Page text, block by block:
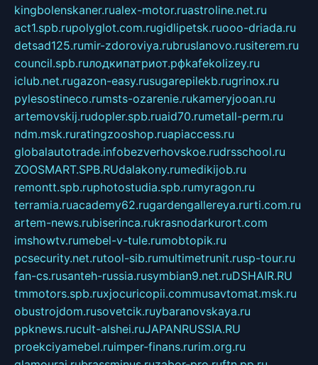
kingbolenskaner.rualex-motor.ruastroline.net.ru
act1.spb.rupolyglot.com.rugidlipetsk.ruooo-driada.ru
detsad125.rumir-zdoroviya.rubruslanovo.rusiterem.ru
council.spb.ruлодкипатриот.рфkafekolizey.ru
iclub.net.rugazon-easy.rusugarepilekb.rugrinox.ru
pylesostineco.rumsts-ozarenie.rukameryjooan.ru
artemovskij.rudopler.spb.ruaid70.rumetall-perm.ru
ndm.msk.ruratingzooshop.ruapiaccess.ru
globalautotrade.infobezverhovskoe.rudrsschool.ru
ZOOSMART.SPB.RUdalakony.rumedikijob.ru
remontt.spb.ruphotostudia.spb.rumyragon.ru
terramia.ruacademy62.rugardengallereya.rurti.com.ru
artem-news.rubiserinca.rukrasnodarkurort.com
imshowtv.rumebel-v-tule.rumobtopik.ru
pcsecurity.net.rutool-sib.rumultimetrunit.rusp-tour.ru
fan-cs.rusanteh-russia.rusymbian9.net.ruDSHAIR.RU
tmmotors.spb.ruxjocuricopii.commusavtomat.msk.ru
obustrojdom.rusovetcik.ruybaranovskaya.ru
ppknews.rucult-alshei.ruJAPANRUSSIA.RU
proekciyamebel.ruimper-finans.rurim.org.ru